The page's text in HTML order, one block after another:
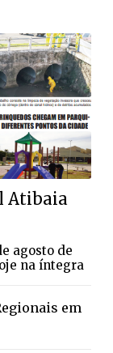
Atibaia
agosto de
na íntegra
em